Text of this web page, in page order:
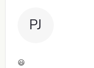
PJ
😃